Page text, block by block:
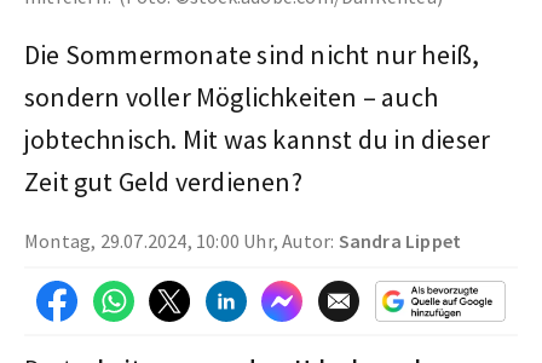
Die Sommermonate sind nicht nur heiß,
sondern voller Möglichkeiten – auch
jobtechnisch. Mit was kannst du in dieser
Zeit gut Geld verdienen?
Montag, 29.07.2024, 10:00 Uhr, Autor: Sandra Lippet